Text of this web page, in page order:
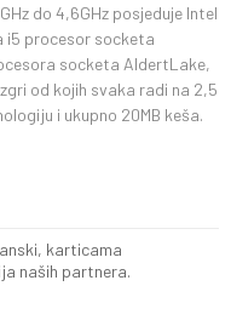
do 4,6GHz posjeduje Intel
i5 procesor socketa
socketa AldertLake,
od kojih svaka radi na 2,5
i ukupno 20MB keša.
karticama
naših partnera.